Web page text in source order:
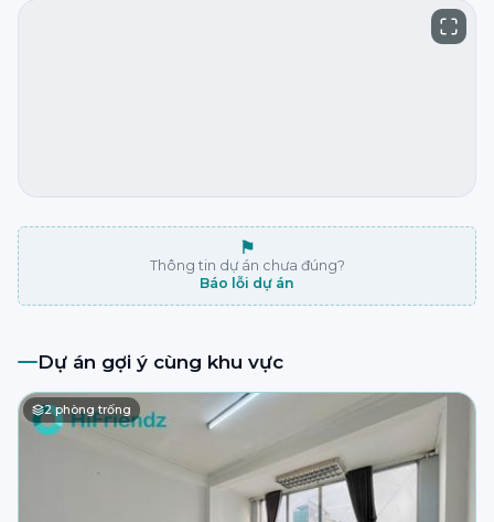
⚑
Thông tin dự án chưa đúng?
Báo lỗi dự án
Dự án gợi ý cùng khu vực
2phòng trống